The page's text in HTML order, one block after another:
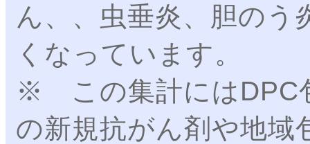
ん、、虫垂炎、胆のう
くなっています。
※ この集計にはDPC
の新規抗がん剤や地域